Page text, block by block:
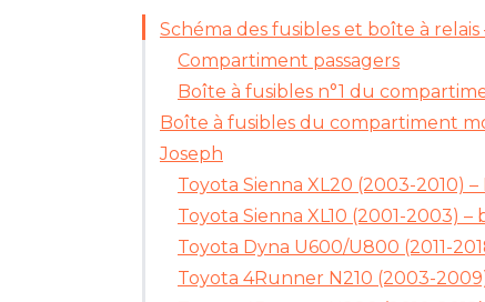
Schéma des fusibles et boîte à relais
Compartiment passagers
Boîte à fusibles n°1 du
Boîte à fusibles du compartiment
Joseph
Toyota Sienna XL20 (2003-2010)
Toyota Sienna XL10 (2001-2003) –
Toyota Dyna U600/U800 (2011-
Toyota 4Runner N210 (2003-